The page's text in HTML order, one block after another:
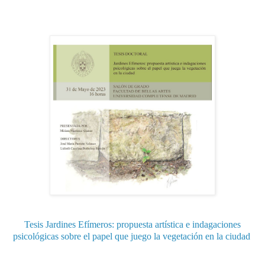
Tesis Jardines Efímeros: propuesta artística e indagaciones
psicológicas sobre el papel que juego la vegetación en la ciudad